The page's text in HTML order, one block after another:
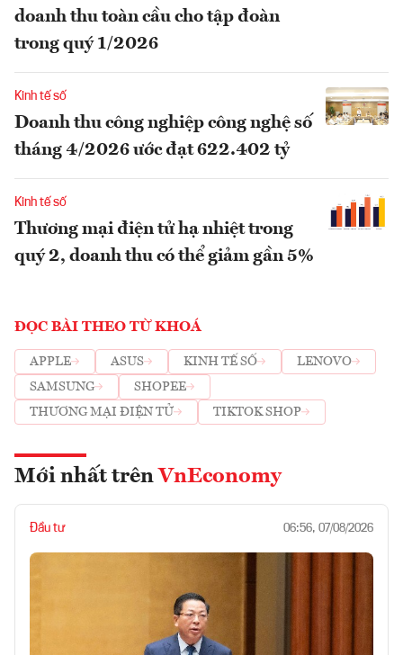
doanh thu toàn cầu cho tập đoàn
trong quý 1/2026
Kinh tế số
Doanh thu công nghiệp công nghệ số
tháng 4/2026 ước đạt 622.402 tỷ
Kinh tế số
Thương mại điện tử hạ nhiệt trong
quý 2, doanh thu có thể giảm gần 5%
ĐỌC BÀI THEO TỪ KHOÁ
APPLE ASUS KINH TẾ SỐ
LENOVO
SAMSUNG
SHOPEE
THƯƠNG MẠI ĐIỆN TỬ
TIKTOK SHOP
Mới nhất trên VnEconomy
Đầu tư 06:56, 07/08/2026